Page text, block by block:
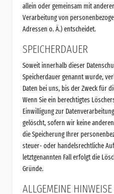
allein oder gemeinsam mit
Verarbeitung von
Adressen o. Ä.) entscheidet.
SPEICHERDAUER
Soweit innerhalb dieser
Speicherdauer genannt wurde,
Daten bei uns, bis der Zweck für
Wenn Sie ein berechtigtes
Einwilligung zur
gelöscht, sofern wir keine
die Speicherung Ihrer
steuer- oder handelsrechtliche
letztgenannten Fall erfolgt die
Gründe.
ALLGEMEINE